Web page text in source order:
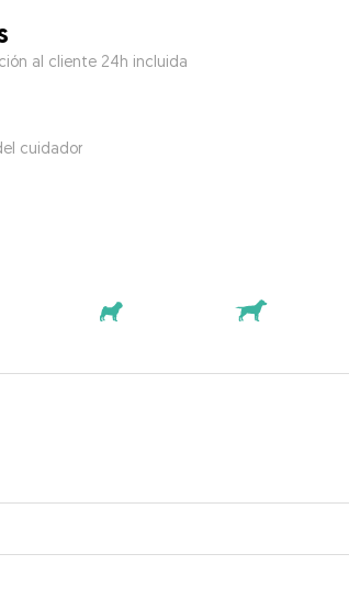
al cliente 24h incluida
cuidador